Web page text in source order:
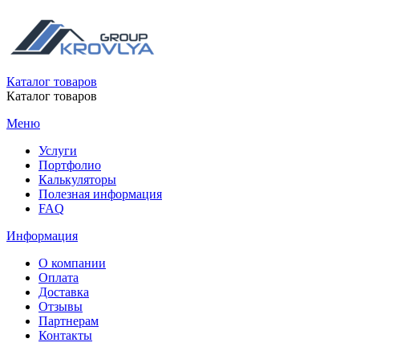
Каталог товаров
Каталог товаров
Меню
Услуги
Портфолио
Калькуляторы
Полезная информация
FAQ
Информация
О компании
Оплата
Доставка
Отзывы
Партнерам
Контакты